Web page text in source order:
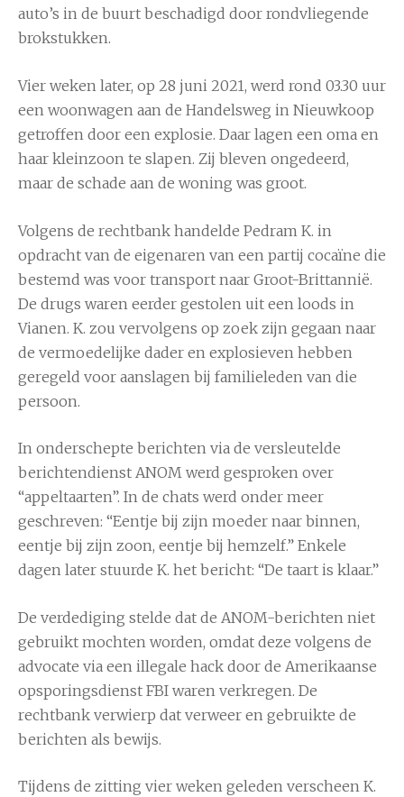
auto’s in de buurt beschadigd door rondvliegende
brokstukken.
Vier weken later, op 28 juni 2021, werd rond 03.30 uur
een woonwagen aan de Handelsweg in Nieuwkoop
getroffen door een explosie. Daar lagen een oma en
haar kleinzoon te slapen. Zij bleven ongedeerd,
maar de schade aan de woning was groot.
Volgens de rechtbank handelde Pedram K. in
opdracht van de eigenaren van een partij cocaïne die
bestemd was voor transport naar Groot-Brittannië.
De drugs waren eerder gestolen uit een loods in
Vianen. K. zou vervolgens op zoek zijn gegaan naar
de vermoedelijke dader en explosieven hebben
geregeld voor aanslagen bij familieleden van die
persoon.
In onderschepte berichten via de versleutelde
berichtendienst ANOM werd gesproken over
“appeltaarten”. In de chats werd onder meer
geschreven: “Eentje bij zijn moeder naar binnen,
eentje bij zijn zoon, eentje bij hemzelf.” Enkele
dagen later stuurde K. het bericht: “De taart is klaar.”
De verdediging stelde dat de ANOM-berichten niet
gebruikt mochten worden, omdat deze volgens de
advocate via een illegale hack door de Amerikaanse
opsporingsdienst FBI waren verkregen. De
rechtbank verwierp dat verweer en gebruikte de
berichten als bewijs.
Tijdens de zitting vier weken geleden verscheen K.